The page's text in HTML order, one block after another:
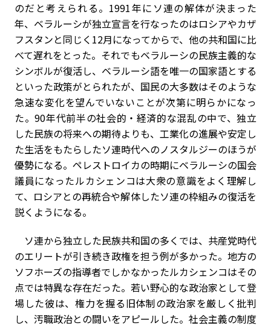
のだと考えられる。1991年にソ連の解体が決まった
年、ベラルーシが独立宣言を行なったのはロシアやカザ
フスタンと同じく12月になってからで、他の共和国に比
べて遅れをとった。それでもベラルーシの民族主義的な
シンボルが復活し、ベラルーシ語を唯一の国家語とする
といった政策がとられたが、国民の大多数はそのような
急速な変化を望んでいないことが次第に明らかになっ
た。90年代前半の社会的・経済的な混乱の中で、独立
した民族の将来への期待よりも、工業化の進展や安定し
た生活をもたらしたソ連時代へのノスタルジーのほうが
優勢になる。ペレストロイカの時期にベラルーシの国会
議員になったルカシェンコは大衆の意識をよく理解し
て、ロシアとの再統合や解体したソ連の枠組みの復活を
説くようになる。
ソ連から独立した民族共和国の多くでは、共産党時代
のエリートが引き続き政権を担う例が多かった。地方の
ソフホーズの指導者でしかなかったルカシェンコはその
点では特異な存在だった。若い野心的な政治家として登
場した彼は、権力を握る旧体制の政治家を厳しく批判
し、汚職政治との闘いをアピールした。社会主義の制度